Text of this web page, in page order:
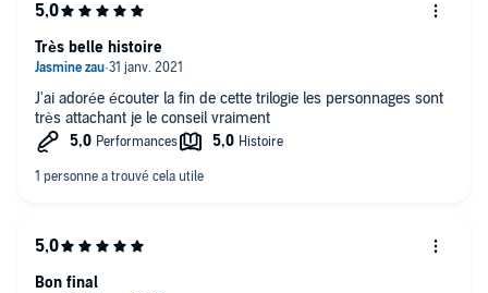
J'ai adorée écouter la fin de cette trilogie les personnages sont
très attachant je le conseil vraiment
Très belle histoire
Bon final